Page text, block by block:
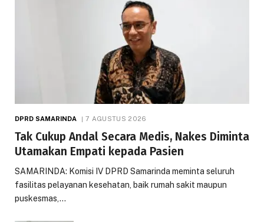
DPRD SAMARINDA 7 AGUSTUS 2026
Tak Cukup Andal Secara Medis, Nakes Diminta
Utamakan Empati kepada Pasien
SAMARINDA: Komisi IV DPRD Samarinda meminta seluruh
fasilitas pelayanan kesehatan, baik rumah sakit maupun
puskesmas,…